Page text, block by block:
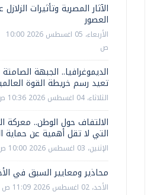
الآثار المصرية وتأثيرات الزلازل
العصور
الأربعاء، 05 اغسطس 2026 10:00
ص
الديموغرافيا.. الجبهة
تعيد رسم خريطة القوة
الثلاثاء، 04 اغسطس 2026 10:36 ص
الالتفاف حول الوطن.. معركة
التي لا تقل أهمية عن حماية
الإثنين، 03 اغسطس 2026 10:00 ص
محاذير ومعايير السبق في
الأحد، 02 اغسطس 2026 11:09 ص